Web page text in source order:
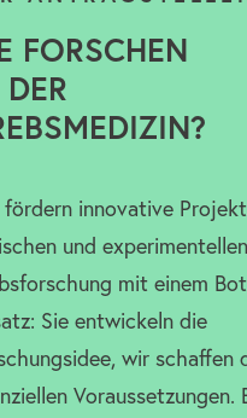
FORSCHEN
innovative
und experimentellen
mit einem
Sie entwickeln die
wir schaffen
Voraussetzungen.